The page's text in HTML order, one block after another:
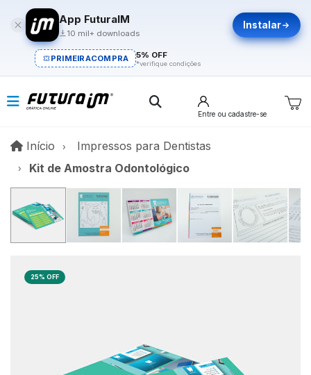
App FuturaIM
10 mil+ downloads
Instalar
PRIMEIRACOMPRA 5% OFF
*verifique condições
Entre ou cadastre-se
Início InícioImpressos para Dentistas
Kit de Amostra Odontológico
25% OFF